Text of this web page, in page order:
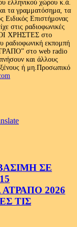
ελληνικού χώρου κ.ά.
τα γραμματόσημα, τα
Ειδικός Επιστήμονας
στις ραδιοφωνικές
ΧΡΗΣΤΕΣ στο
ραδιοφωνική εκπομπή
στο web radio
και άλλους
ή μη.Προσωπικό
ΣΕ
2026
ΤΙΣ